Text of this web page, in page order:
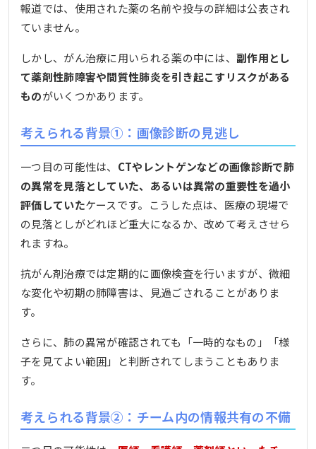
報道では、使用された薬の名前や投与の詳細は公表され
ていません。
しかし、がん治療に用いられる薬の中には、 副作用とし
て薬剤性肺障害や間質性肺炎を引き起こすリスクがある
ものがいくつかあります。
考えられる背景①：画像診断の見逃し
一つ目の可能性は、 CTやレントゲンなどの画像診断で肺
の異常を見落としていた、あるいは異常の重要性を過小
評価していたケースです。こうした点は、医療の現場で
の見落としがどれほど重大になるか、改めて考えさせら
れますね。
抗がん剤治療では定期的に画像検査を行いますが、微細
な変化や初期の肺障害は、見過ごされることがありま
す。
さらに、肺の異常が確認されても「一時的なもの」「様
子を見てよい範囲」と判断されてしまうこともありま
す。
考えられる背景②：チーム内の情報共有の不備